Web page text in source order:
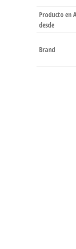
Producto en
desde
Brand